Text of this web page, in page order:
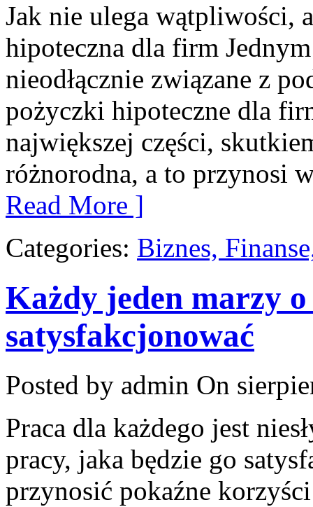
Jak nie ulega wątpliwości,
hipoteczna dla firm
nieodłącznie związane z
pożyczki hipoteczne dla
największej części,
różnorodna, a to przynosi
Read More ]
Categories: Biznes,
Każdy jeden marzy
satysfakcjonować
Posted by admin On
Praca dla każdego jest
pracy, jaka będzie go
przynosić pokaźne